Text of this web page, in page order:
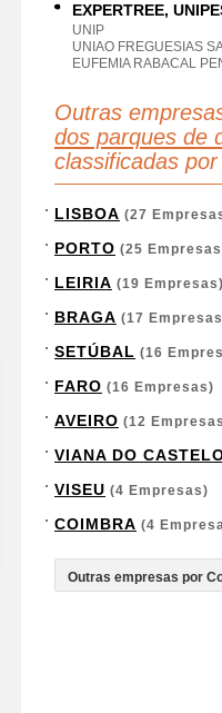
EXPERTREE,
UNIP
UNIAO FREGUESIAS
EUFEMIA RABACAL
Outras
dos parques de
classificadas
LISBOA (27
PORTO (25
LEIRIA (19 Empresas)
BRAGA (17
SETÚBAL (16
FARO (16 Empresas)
AVEIRO (12
VIANA DO
VISEU (4 Empresas)
COIMBRA (4